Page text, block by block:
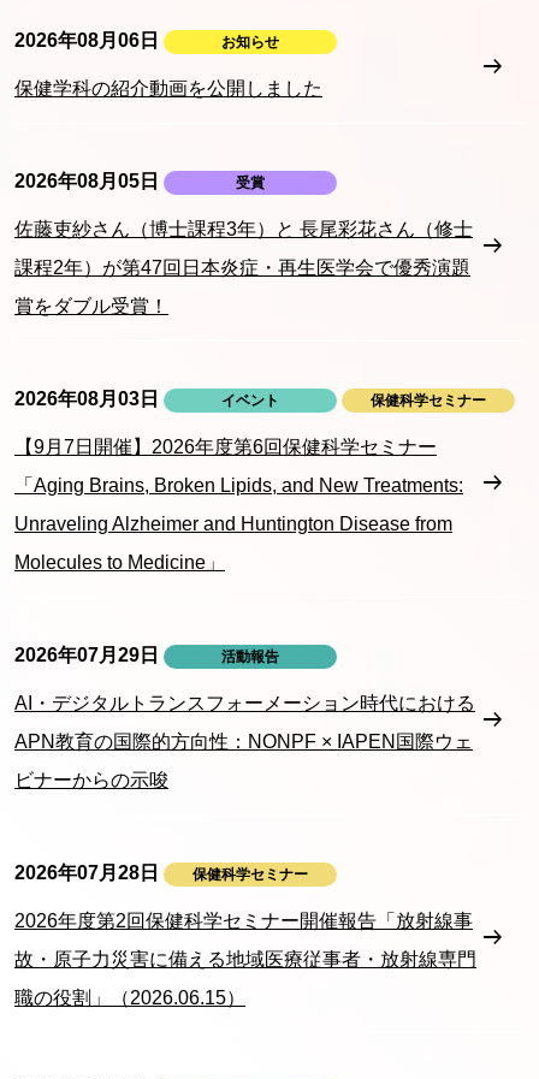
2026年08月06日 お知らせ
保健学科の紹介動画を公開しました
2026年08月05日 受賞
佐藤吏紗さん（博士課程3年）と 長尾彩花さん（修士
課程2年）が第47回日本炎症・再生医学会で優秀演題
賞をダブル受賞！
2026年08月03日 イベント 保健科学セミナー
【9月7日開催】2026年度第6回保健科学セミナー
「Aging Brains, Broken Lipids, and New Treatments:
Unraveling Alzheimer and Huntington Disease from
Molecules to Medicine」
2026年07月29日 活動報告
AI・デジタルトランスフォーメーション時代における
APN教育の国際的方向性：NONPF × IAPEN国際ウェ
ビナーからの示唆
2026年07月28日 保健科学セミナー
2026年度第2回保健科学セミナー開催報告「放射線事
故・原子力災害に備える地域医療従事者・放射線専門
職の役割」（2026.06.15）